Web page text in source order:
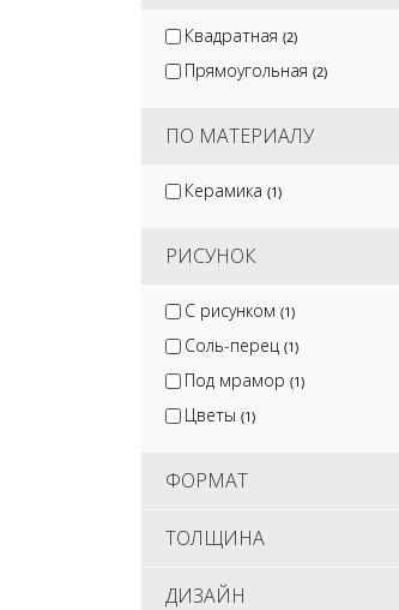
Квадратная (2)
Прямоугольная (2)
ПО МАТЕРИАЛУ
Керамика (1)
РИСУНОК
С рисунком (1)
Соль-перец (1)
Под мрамор (1)
Цветы (1)
ФОРМАТ
ТОЛЩИНА
ДИЗАЙН